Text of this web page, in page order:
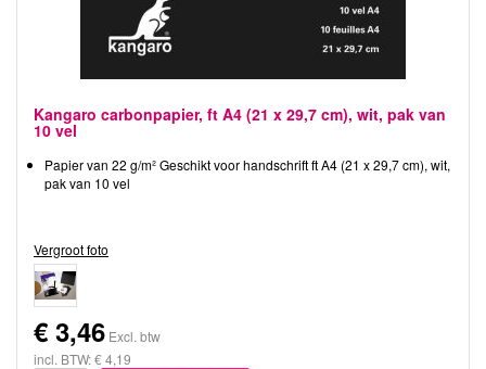
Kangaro carbonpapier, ft A4 (21 x 29,7 cm), wit, pak van
10 vel
Papier van 22 g/m² Geschikt voor handschrift ft A4 (21 x 29,7 cm), wit,
pak van 10 vel
Vergroot foto
€ 3,46 Excl. btw
incl. BTW: € 4,19